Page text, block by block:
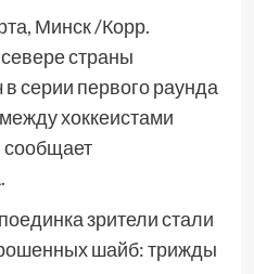
Минск /Корр.
страны
серии первого раунда
хоккеистами
сообщает
зрители стали
шайб: трижды